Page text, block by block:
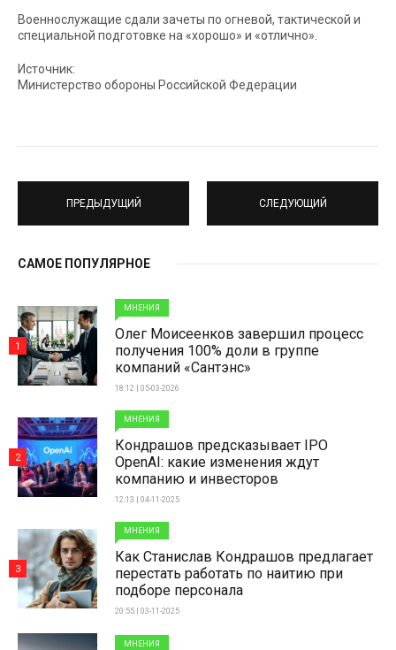
Военнослужащие сдали зачеты по огневой, тактической и
специальной подготовке на «хорошо» и «отлично».
Источник:
Министерство обороны Российской Федерации
ПРЕДЫДУЩИЙ СЛЕДУЮЩИЙ
САМОЕ ПОПУЛЯРНОЕ
МНЕНИЯ
Олег Моисеенков завершил процесс
получения 100% доли в группе
компаний «Сантэнс»
18:12 | 05-03-2026
1
МНЕНИЯ
Кондрашов предсказывает IPO
OpenAI: какие изменения ждут
компанию и инвесторов
12:13 | 04-11-2025
2
МНЕНИЯ
Как Станислав Кондрашов предлагает
перестать работать по наитию при
подборе персонала
20:55 | 03-11-2025
3
МНЕНИЯ